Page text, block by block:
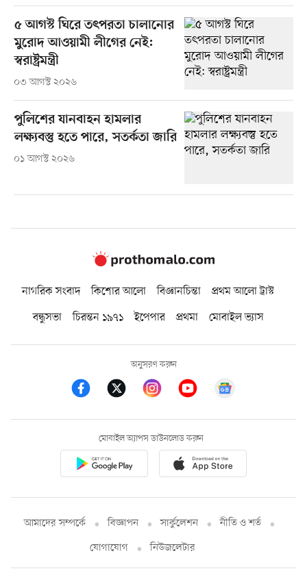
৫ আগস্ট ঘিরে তৎপরতা চালানোর
মুরোদ আওয়ামী লীগের নেই:
স্বরাষ্ট্রমন্ত্রী
০৩ আগস্ট ২০২৬
পুলিশের যানবাহন হামলার
লক্ষ্যবস্তু হতে পারে, সতর্কতা জারি
০১ আগস্ট ২০২৬
নাগরিক সংবাদ কিশোর আলো বিজ্ঞানচিন্তা
প্রথম আলো ট্রাস্ট
বন্ধুসভা
চিরন্তন ১৯৭১ ইপেপার প্রথমা মোবাইল ভ্যাস
অনুসরণ করুন
মোবাইল অ্যাপস ডাউনলোড করুন
আমাদের সম্পর্কে বিজ্ঞাপন সার্কুলেশন
নীতি ও শর্ত
যোগাযোগ
নিউজলেটার